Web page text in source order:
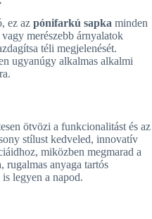
ez az pónifarkú sapka minden
merészebb árnyalatok
téli megjelenését.
ugyanúgy alkalmas alkalmi
ötvözi a funkcionalitást és az
stílust kedveled, innovatív
miközben megmarad a
rugalmas anyaga tartós
legyen a napod.